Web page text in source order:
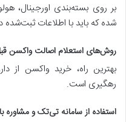
بر روی بسته‌بندی اورجینال،
شده که باید با اطلاعات
روش‌های استعلام اصالت واکسن
بهترین راه، خرید واکسن از
رهگیری است.
استفاده از سامانه تی‌تک و مشاوره